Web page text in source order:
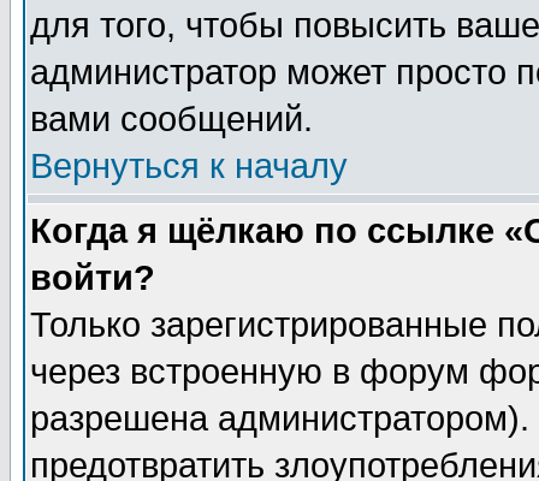
для того, чтобы повысить
администратор может просто
вами сообщений.
Вернуться к началу
Когда я щёлкаю по ссылке
войти?
Только зарегистрированные
через встроенную в форум
разрешена
предотвратить